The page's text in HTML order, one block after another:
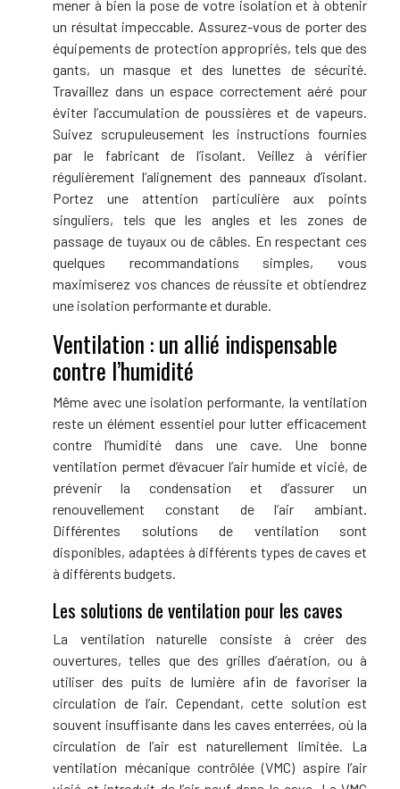
mener à bien la pose de votre isolation et à obtenir
un résultat impeccable. Assurez-vous de porter des
équipements de protection appropriés, tels que des
gants, un masque et des lunettes de sécurité.
Travaillez dans un espace correctement aéré pour
éviter l’accumulation de poussières et de vapeurs.
Suivez scrupuleusement les instructions fournies
par le fabricant de l’isolant. Veillez à vérifier
régulièrement l’alignement des panneaux d’isolant.
Portez une attention particulière aux points
singuliers, tels que les angles et les zones de
passage de tuyaux ou de câbles. En respectant ces
quelques recommandations simples, vous
maximiserez vos chances de réussite et obtiendrez
une isolation performante et durable.
Ventilation : un allié indispensable
contre l’humidité
Même avec une isolation performante, la ventilation
reste un élément essentiel pour lutter efficacement
contre l’humidité dans une cave. Une bonne
ventilation permet d’évacuer l’air humide et vicié, de
prévenir la condensation et d’assurer un
renouvellement constant de l’air ambiant.
Différentes solutions de ventilation sont
disponibles, adaptées à différents types de caves et
à différents budgets.
Les solutions de ventilation pour les caves
La ventilation naturelle consiste à créer des
ouvertures, telles que des grilles d’aération, ou à
utiliser des puits de lumière afin de favoriser la
circulation de l’air. Cependant, cette solution est
souvent insuffisante dans les caves enterrées, où la
circulation de l’air est naturellement limitée. La
ventilation mécanique contrôlée (VMC) aspire l’air